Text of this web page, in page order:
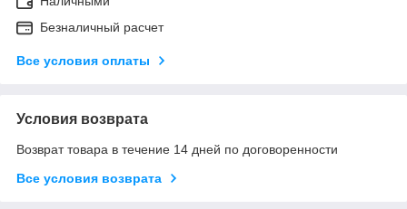
Безналичный расчет
Все условия оплаты
Условия возврата
Возврат товара в течение 14 дней по договоренности
Все условия возврата